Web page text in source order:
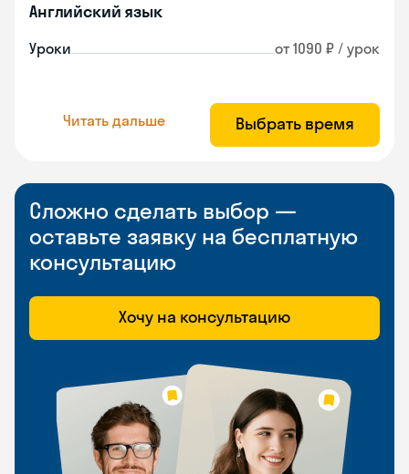
Английский язык
Уроки от 1090 ₽ / урок
Читать дальше Выбрать время
Сложно сделать выбор —
оставьте заявку на бесплатную
консультацию
Хочу на консультацию